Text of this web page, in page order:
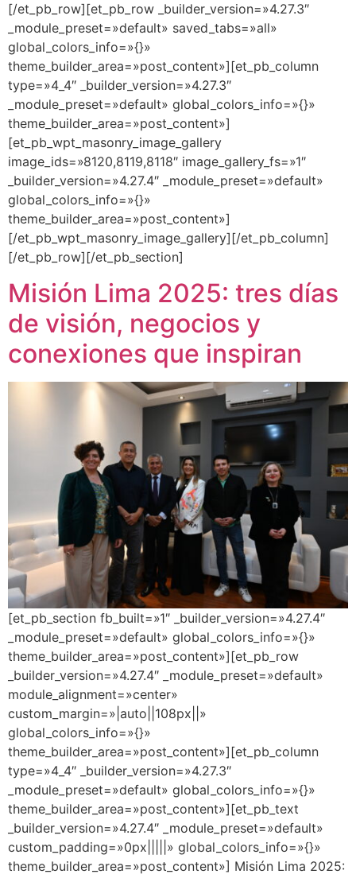
[/et_pb_row][et_pb_row _builder_version=»4.27.3″
_module_preset=»default» saved_tabs=»all»
global_colors_info=»{}»
theme_builder_area=»post_content»][et_pb_column
type=»4_4″ _builder_version=»4.27.3″
_module_preset=»default» global_colors_info=»{}»
theme_builder_area=»post_content»]
[et_pb_wpt_masonry_image_gallery
image_ids=»8120,8119,8118″ image_gallery_fs=»1″
_builder_version=»4.27.4″ _module_preset=»default»
global_colors_info=»{}»
theme_builder_area=»post_content»]
[/et_pb_wpt_masonry_image_gallery][/et_pb_column]
[/et_pb_row][/et_pb_section]
Misión Lima 2025: tres días
de visión, negocios y
conexiones que inspiran
[et_pb_section fb_built=»1″ _builder_version=»4.27.4″
_module_preset=»default» global_colors_info=»{}»
theme_builder_area=»post_content»][et_pb_row
_builder_version=»4.27.4″ _module_preset=»default»
module_alignment=»center»
custom_margin=»|auto||108px||»
global_colors_info=»{}»
theme_builder_area=»post_content»][et_pb_column
type=»4_4″ _builder_version=»4.27.3″
_module_preset=»default» global_colors_info=»{}»
theme_builder_area=»post_content»][et_pb_text
_builder_version=»4.27.4″ _module_preset=»default»
custom_padding=»0px|||||» global_colors_info=»{}»
theme_builder_area=»post_content»] Misión Lima 2025: